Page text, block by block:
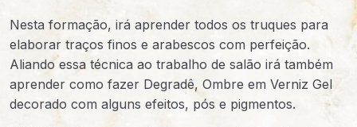
Nesta formação, irá aprender todos os truques para
elaborar traços finos e arabescos com perfeição.
Aliando essa técnica ao trabalho de salão irá também
aprender como fazer Degradê, Ombre em Verniz Gel
decorado com alguns efeitos, pós e pigmentos.